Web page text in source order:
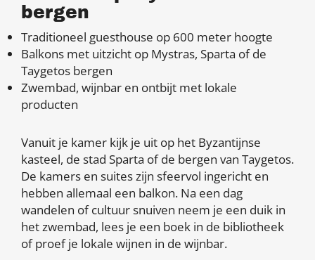
bergen
Traditioneel guesthouse op 600 meter hoogte
Balkons met uitzicht op Mystras, Sparta of de
Taygetos bergen
Zwembad, wijnbar en ontbijt met lokale
producten
Vanuit je kamer kijk je uit op het Byzantijnse
kasteel, de stad Sparta of de bergen van Taygetos.
De kamers en suites zijn sfeervol ingericht en
hebben allemaal een balkon. Na een dag
wandelen of cultuur snuiven neem je een duik in
het zwembad, lees je een boek in de bibliotheek
of proef je lokale wijnen in de wijnbar.